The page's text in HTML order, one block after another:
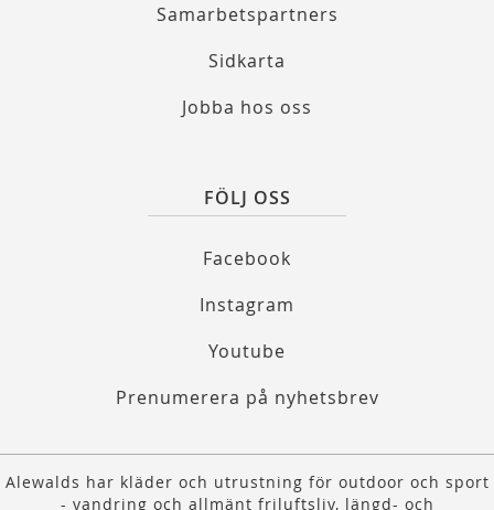
Samarbetspartners
Sidkarta
Jobba hos oss
FÖLJ OSS
Facebook
Instagram
Youtube
Prenumerera på nyhetsbrev
Alewalds har kläder och utrustning för outdoor och sport
- vandring och allmänt friluftsliv, längd- och